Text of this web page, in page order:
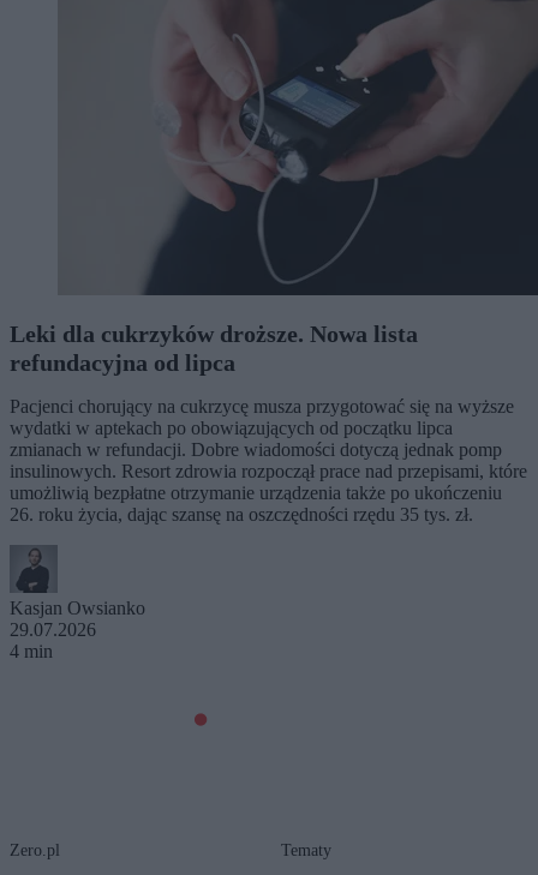
Leki dla cukrzyków droższe. Nowa lista
refundacyjna od lipca
Pacjenci chorujący na cukrzycę musza przygotować się na wyższe
wydatki w aptekach po obowiązujących od początku lipca
zmianach w refundacji. Dobre wiadomości dotyczą jednak pomp
insulinowych. Resort zdrowia rozpoczął prace nad przepisami, które
umożliwią bezpłatne otrzymanie urządzenia także po ukończeniu
26. roku życia, dając szansę na oszczędności rzędu 35 tys. zł.
Kasjan Owsianko
29.07.2026
4 min
Zero.pl Tematy